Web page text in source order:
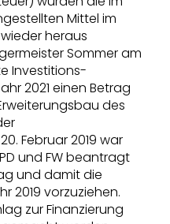
Mittel im
heraus
Sommer am
Investitions-
2021 einen Betrag
des
Februar 2019 war
und FW beantragt
und damit die
2019 vorzuziehen.
zur Finanzierung